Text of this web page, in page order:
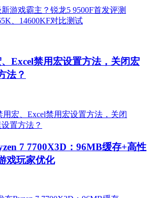
Excel禁用宏设置方法，关闭宏
法？
7 7700X3D：96MB缓存+高性
戏玩家优化